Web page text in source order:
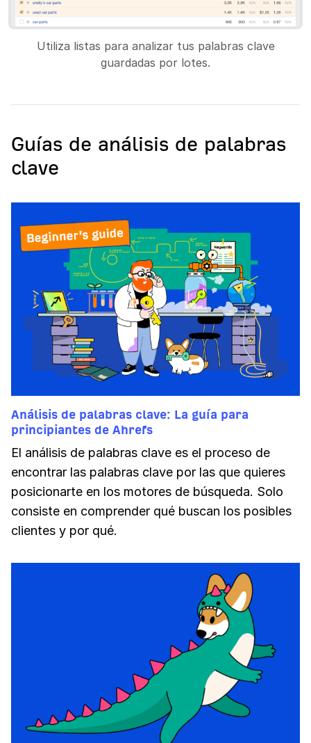
Utiliza listas para analizar tus palabras clave
guardadas por lotes.
Guías de análisis de palabras
clave
Análisis de palabras clave: La guía para
principiantes de Ahrefs
El análisis de palabras clave es el proceso de
encontrar las palabras clave por las que quieres
posicionarte en los motores de búsqueda. Solo
consiste en comprender qué buscan los posibles
clientes y por qué.